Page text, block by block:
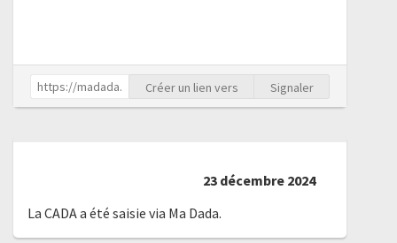
Créer un lien vers Signaler
23 décembre 2024
La CADA a été saisie via Ma Dada.